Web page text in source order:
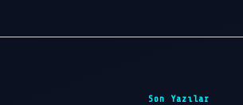
Son Yazılar